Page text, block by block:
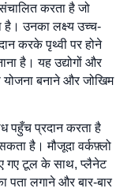
करता है जो
है। उनका लक्ष्य उच्च-
करके पृथ्वी पर होने
है। यह उद्योगों और
बनाने और जोखिम
पहुँच प्रदान करता है
है। मौजूदा वर्कफ़्लो
गए टूल के साथ, प्लैनेट
पता लगाने और बार-बार